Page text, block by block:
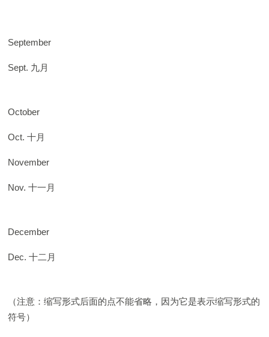
September
Sept. 九月
October
Oct. 十月
November
Nov. 十一月
December
Dec. 十二月
（注意：缩写形式后面的点不能省略，因为它是表示缩写形式的
符号）